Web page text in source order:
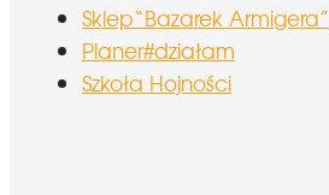
Sklep“Bazarek Armigera”
Planer#działam
Szkoła Hojności